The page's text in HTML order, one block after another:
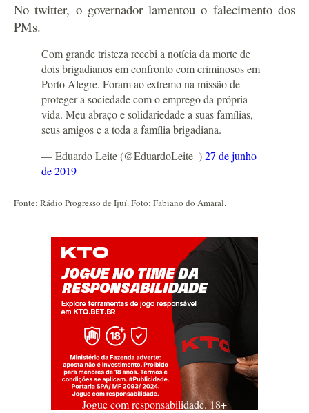
No twitter, o governador lamentou o falecimento dos
PMs.
Com grande tristeza recebi a notícia da morte de
dois brigadianos em confronto com criminosos em
Porto Alegre. Foram ao extremo na missão de
proteger a sociedade com o emprego da própria
vida. Meu abraço e solidariedade a suas famílias,
seus amigos e a toda a família brigadiana.
— Eduardo Leite (@EduardoLeite_)27 de junho
de 2019
Fonte: Rádio Progresso de Ijuí. Foto: Fabiano do Amaral.
Jogue com responsabilidade. 18+